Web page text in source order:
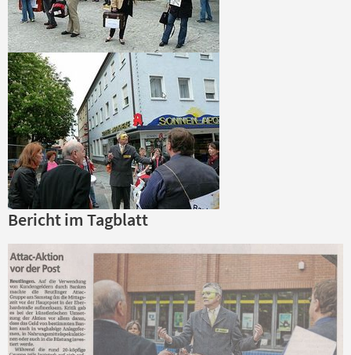
Bericht im Tagblatt